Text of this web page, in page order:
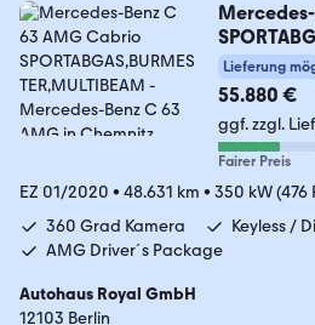
BEAM
Lieferung
55.880 €
ggf. zzgl.
Fairer Preis
EZ 01/2020 • 48.631 km • 350 kW (476
360 Grad Kamera
Keyless /
AMG Driver´s Package
Autohaus Royal GmbH
12103 Berlin